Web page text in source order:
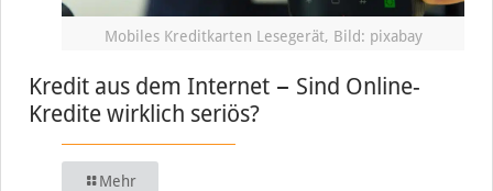
Mobiles Kreditkarten Lesegerät, Bild: pixabay
Kredit aus dem Internet − Sind Online-
Kredite wirklich seriös?
Mehr